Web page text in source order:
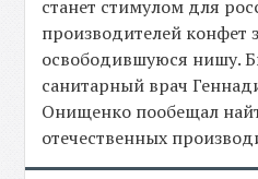
станет стимулом для
производителей конфет
освободившуюся нишу.
санитарный врач
Онищенко пообещал
отечественных